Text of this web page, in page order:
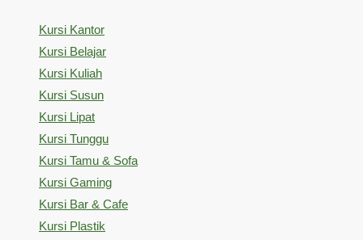
Kursi Kantor
Kursi Belajar
Kursi Kuliah
Kursi Susun
Kursi Lipat
Kursi Tunggu
Kursi Tamu & Sofa
Kursi Gaming
Kursi Bar & Cafe
Kursi Plastik